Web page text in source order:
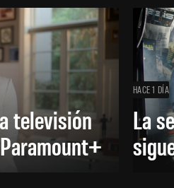
televisión
HACE 1 DÍA
La